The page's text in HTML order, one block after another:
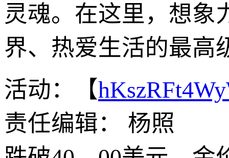
灵魂。在这里，想象
界、热爱生活的最高
活动：【
责任编辑： 杨照